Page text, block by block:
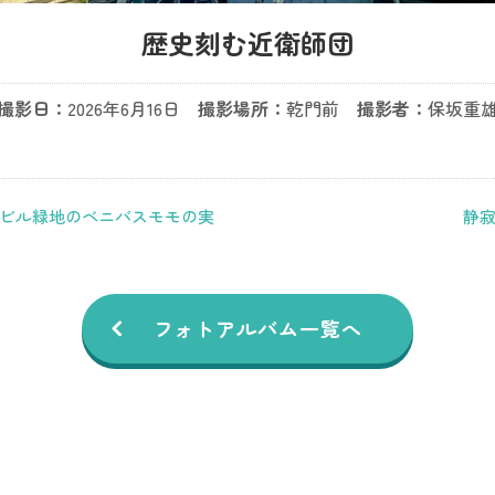
歴史刻む近衛師団
影日： 2026年6月16日 撮影場所： 乾門前 撮影者： 保坂重
ル緑地のベニバスモモの実 静
フォトアルバム一覧へ